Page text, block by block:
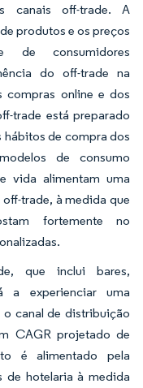
canais off-trade. A
produtos e os preços
de consumidores
do off-trade na
compras online e dos
trade está preparado
hábitos de compra dos
de consumo
vida alimentam uma
trade, à medida que
fortemente no
que inclui bares,
a experienciar uma
canal de distribuição
CAGR projetado de
é alimentado pela
de hotelaria à medida